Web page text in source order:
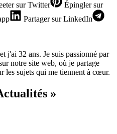
sur Twitter Épinglersur
Partagersur LinkedIn
j'ai 32 ans. Je suis passionné par
notre site web, où je partage
les sujets qui me tiennent à cœur.
»